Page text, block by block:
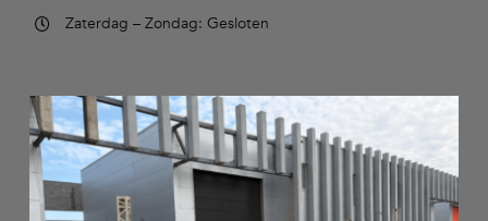
Zaterdag – Zondag: Gesloten